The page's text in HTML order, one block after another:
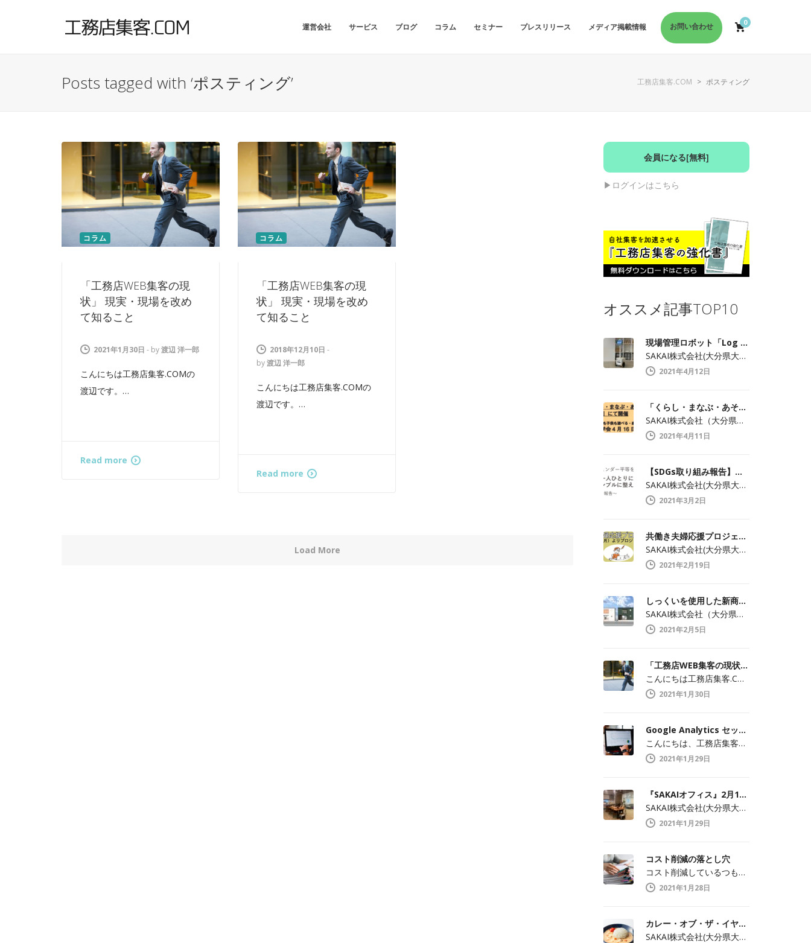
0
運営会社 サービス ブログ コラム セミナー プレスリリース メディア掲載情報 お問い合わせ
Posts tagged with ‘ポスティング’ 工務店集客.COM > ポスティング
コラム
「工務店WEB集客の現
状」 現実・現場を改め
て知ること
2021年1月30日 - by渡辺 洋一郎
こんにちは工務店集客.COMの
渡辺です。…
Read more
コラム
「工務店WEB集客の現
状」 現実・現場を改め
て知ること
2018年12月10日 -
by渡辺 洋一郎
こんにちは工務店集客.COMの
渡辺です。…
Read more
Load More
会員になる[無料]
▶︎ログインはこちら
オススメ記事TOP10
現場管理ロボット「Log kun（ログくん）」のメディア向け見学会開催します！
SAKAI株式会社(大分県大分市中戸次／…
2021年4月12日
「くらし・まなぶ・あそぶ・つくろう おおいた」でメディア見学会開催！
SAKAI株式会社（大分県大分市中戸次／…
2021年4月11日
【SDGs取り組み報告】業界にとらわれずジェンダー平等を実現
SAKAI株式会社(大分県大分市中戸次／…
2021年3月2日
共働き夫婦応援プロジェクト開始！
SAKAI株式会社(大分県大分市中戸次／…
2021年2月19日
しっくいを使用した新商品2月8日（月）より発売開始
SAKAI株式会社（大分県大分市中戸次/…
2021年2月5日
「工務店WEB集客の現状」 現実・現場を改めて知ること
こんにちは工務店集客.COMの渡辺です。…
2021年1月30日
Google Analytics セッション数と訪問数の違い
こんにちは、工務店集客ドットコムの渡辺で…
2021年1月29日
『SAKAIオフィス』2月1日（月）より本格始動
SAKAI株式会社(大分県大分市中戸次／…
2021年1月29日
コスト削減の落とし穴
コスト削減しているつもりが…コストが増え…
2021年1月28日
カレー・オブ・ザ・イヤー2021特別賞受賞！
SAKAI株式会社(大分県大分市中戸次／…